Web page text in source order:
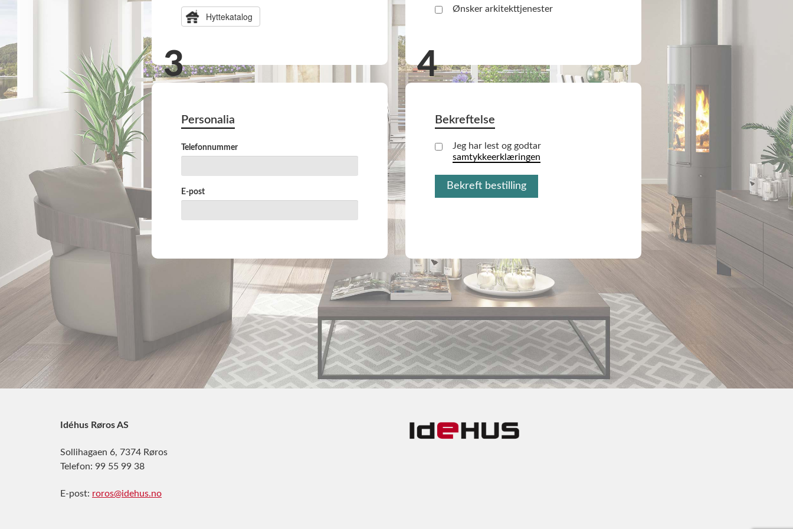
Hyttekatalog
Ønsker arkitekttjenester
Personalia
Telefonnummer
E-post
Bekreftelse
Jeg har lest og godtar
samtykkeerklæringen
Bekreft bestilling
Idéhus Røros AS
Sollihagaen 6, 7374 Røros
Telefon: 99 55 99 38
E-post: roros@idehus.no